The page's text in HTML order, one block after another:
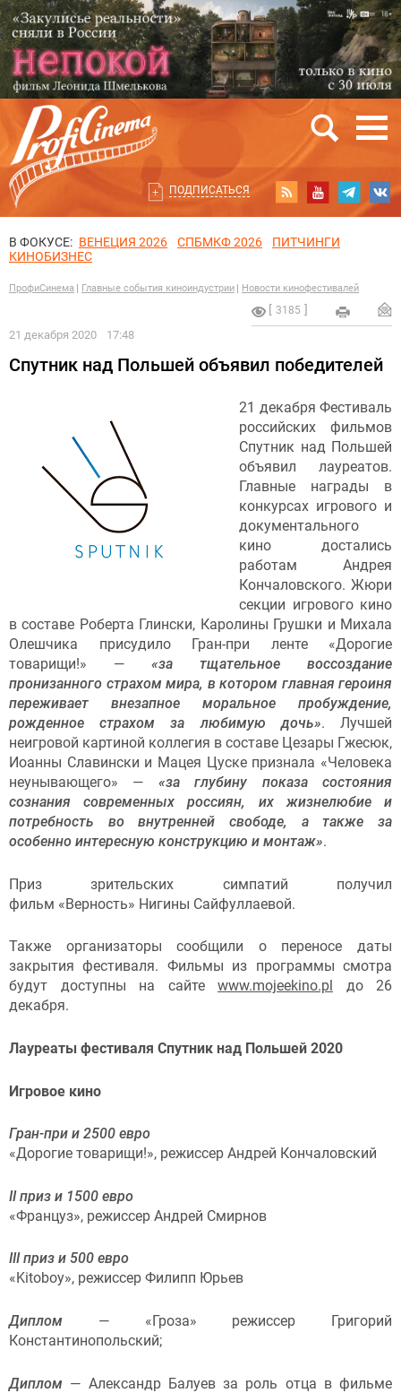
ПОДПИСАТЬСЯ
В ФОКУСЕ: ВЕНЕЦИЯ 2026 СПБМКФ 2026
ПИТЧИНГИ
КИНОБИЗНЕС
ПрофиСинема Главные события киноиндустрии Новости кинофестивалей
3185
21 декабря 2020 17:48
Спутник над Польшей объявил победителей
21 декабря Фестиваль
российских фильмов
Спутник над Польшей
объявил лауреатов.
Главные награды в
конкурсах игрового и
документального
кино достались
работам Андрея
Кончаловского. Жюри
секции игрового кино
в составе Роберта Глински, Каролины Грушки и Михала
Олешчика присудило Гран-при ленте «Дорогие
товарищи!» — «за тщательное воссоздание
пронизанного страхом мира, в котором главная героиня
переживает внезапное моральное пробуждение,
рожденное страхом за любимую дочь». Лучшей
неигровой картиной коллегия в составе Цезары Гжесюк,
Иоанны Славински и Мацея Цуске признала «Человека
неунывающего» — «за глубину показа состояния
сознания современных россиян, их жизнелюбие и
потребность во внутренней свободе, а также за
особенно интересную конструкцию и монтаж».
Приз зрительских симпатий получил
фильм «Верность» Нигины Сайфуллаевой.
Также организаторы сообщили о переносе даты
закрытия фестиваля. Фильмы из программы смотра
будут доступны на сайте www.mojeekino.pl
до 26
декабря.
Лауреаты фестиваля Спутник над Польшей 2020
Игровое кино
Гран-при и 2500 евро
«Дорогие товарищи!», режиссер Андрей Кончаловский
II приз и 1500 евро
«Француз», режиссер Андрей Смирнов
III приз и 500 евро
«Kitoboy», режиссер Филипп Юрьев
Диплом — «Гроза» режиссер Григорий
Константинопольский;
Диплом — Александр Балуев за роль отца в фильме